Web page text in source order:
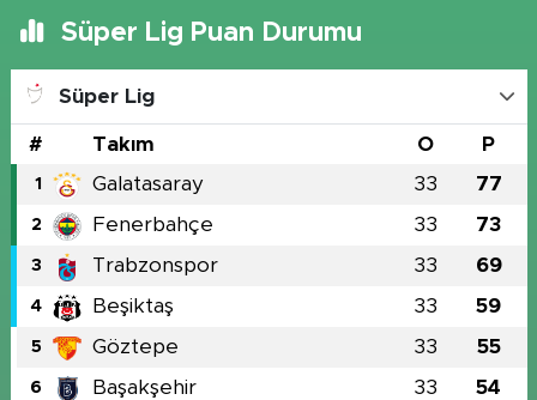
Süper Lig Puan Durumu
Süper Lig
# Takım O P
1 Galatasaray 33 77
2 Fenerbahçe 33 73
3 Trabzonspor 33 69
4 Beşiktaş 33 59
5 Göztepe 33 55
6 Başakşehir 33 54